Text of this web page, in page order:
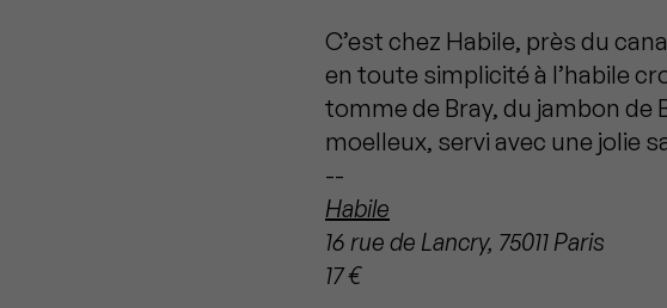
C’est chez Habile, près du
en toute simplicité à l’habile
tomme de Bray, du jambon
moelleux, servi avec une jolie
--
Habile
16 rue de Lancry, 75011 Paris
17 €